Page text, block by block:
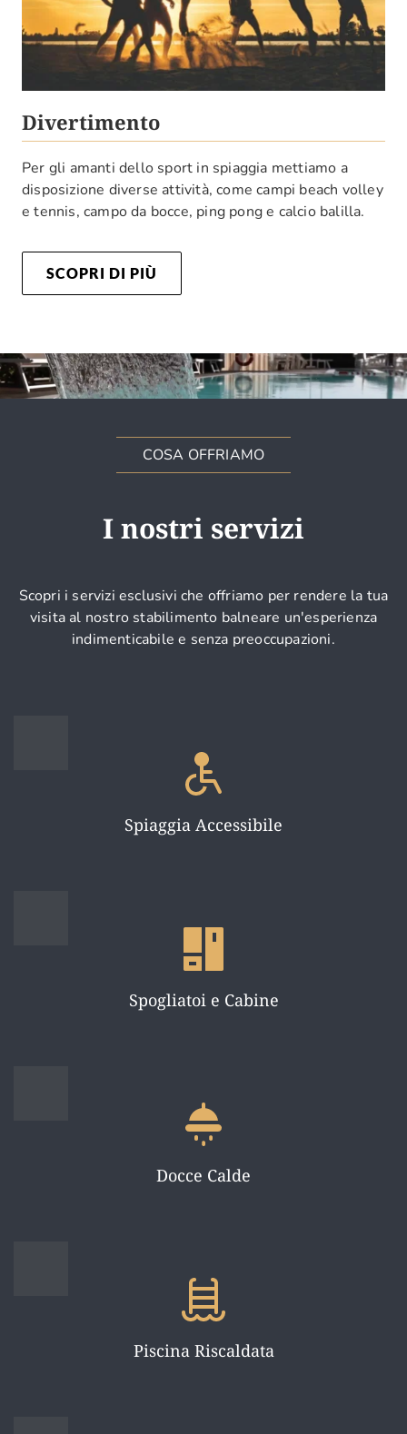
Divertimento
Per gli amanti dello sport in spiaggia mettiamo a
disposizione diverse attività, come campi beach volley
e tennis, campo da bocce, ping pong e calcio balilla.
SCOPRI DI PIÙ
COSA OFFRIAMO
I nostri servizi
Scopri i servizi esclusivi che offriamo per rendere la tua
visita al nostro stabilimento balneare un'esperienza
indimenticabile e senza preoccupazioni.
Spiaggia Accessibile
Spogliatoi e Cabine
Docce Calde
Piscina Riscaldata